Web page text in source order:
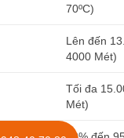
70ºC)
Lên đến
4000 Mét)
Tối đa
Mét)